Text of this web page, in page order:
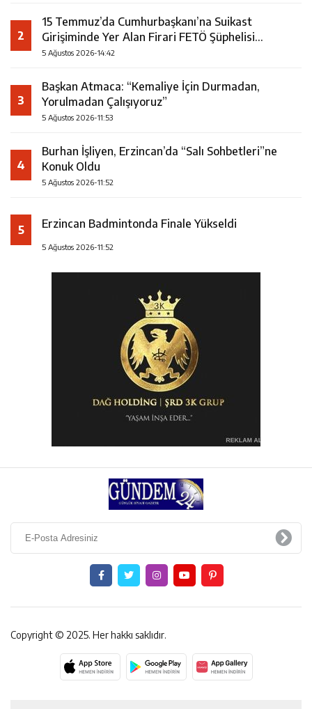
2
15 Temmuz’da Cumhurbaşkanı’na Suikast
Girişiminde Yer Alan Firari FETÖ Şüphelisi
Yakalandı
5 Ağustos 2026-14:42
3
Başkan Atmaca: “Kemaliye İçin Durmadan,
Yorulmadan Çalışıyoruz”
5 Ağustos 2026-11:53
4
Burhan İşliyen, Erzincan’da “Salı Sohbetleri”ne
Konuk Oldu
5 Ağustos 2026-11:52
5 Erzincan Badmintonda Finale Yükseldi
5 Ağustos 2026-11:52
Copyright © 2025. Her hakkı saklıdır.